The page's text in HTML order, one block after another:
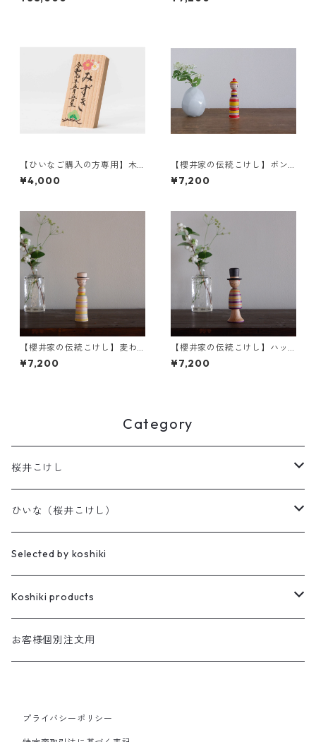
【ひいなご購入の方専用】木
札 名前・描彩入り
¥4,000
【櫻井家の伝統こけし】ボン
ボンニット帽 8-a〈イタヤカ
エデ〉
¥7,200
【櫻井家の伝統こけし】麦わ
ら カンカン帽a-4〈イタヤカ
エデ〉
¥7,200
【櫻井家の伝統こけし】ハッ
ト帽c-2
¥7,200
Category
桜井こけし
天神様
櫻井家の伝統こけし
櫻井家の鳴子こけし
櫻井家の創作こけし
Hagoromo
季節人形・飾り
ひいな（桜井こけし）
昭寛作
華雅
座雛
華珠
親王飾り
貴心松華
親王飾り〔道具付き〕
段飾り
花つむぎ
Selected by koshiki
Koshiki products
本
手ぬぐい
お客様個別注文用
プライバシーポリシー